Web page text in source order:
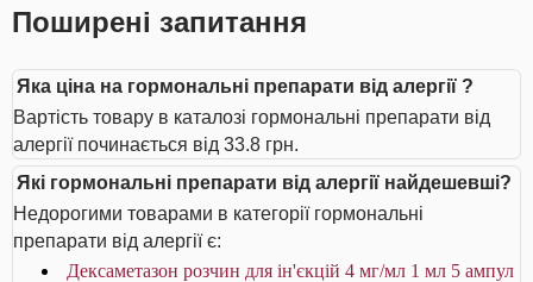
Поширені запитання
Яка ціна на гормональні препарати від алергії ?
Вартість товару в каталозі гормональні препарати від
алергії починається від 33.8 грн.
Які гормональні препарати від алергії найдешевші?
Недорогими товарами в категорії гормональні
препарати від алергії є:
Дексаметазон розчин для ін'єкцій 4 мг/мл 1 мл 5 ампул